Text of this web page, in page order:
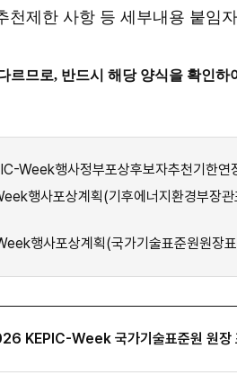
천제한 사항 등 세부내용 붙임
므로, 반드시 해당 양식을 확인
Week행사정부포상후보자추천기한
행사포상계획(기후에너지환경부장
행사포상계획(국가기술표준원원장
KEPIC-Week 국가기술표준원 원장